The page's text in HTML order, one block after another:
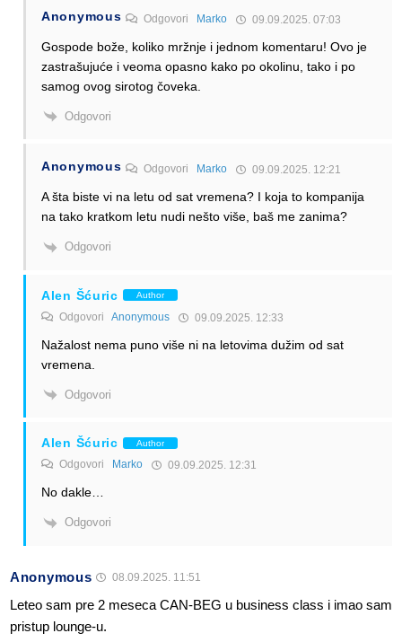
Anonymous Odgovori Marko 09.09.2025. 07:03
Gospode bože, koliko mržnje i jednom komentaru! Ovo je
zastrašujuće i veoma opasno kako po okolinu, tako i po
samog ovog sirotog čoveka.
Odgovori
Anonymous Odgovori Marko 09.09.2025. 12:21
A šta biste vi na letu od sat vremena? I koja to kompanija
na tako kratkom letu nudi nešto više, baš me zanima?
Odgovori
Alen Šćuric Author
Odgovori Anonymous 09.09.2025. 12:33
Nažalost nema puno više ni na letovima dužim od sat
vremena.
Odgovori
Alen Šćuric Author
Odgovori Marko 09.09.2025. 12:31
No dakle…
Odgovori
Anonymous 08.09.2025. 11:51
Leteo sam pre 2 meseca CAN-BEG u business class i imao sam
pristup lounge-u.